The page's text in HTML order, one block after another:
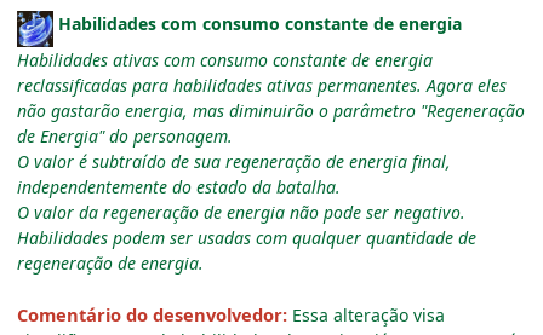
Habilidades com consumo constante de energia
Habilidades ativas com consumo constante de energia
reclassificadas para habilidades ativas permanentes.Agora eles
não gastarão energia, mas diminuirão o parâmetro "Regeneração
de Energia" do personagem.
O valor é subtraído de sua regeneração de energia final,
independentemente do estado da batalha.
O valor da regeneração de energia não pode ser negativo.
Habilidades podem ser usadas com qualquer quantidade de
regeneração de energia.
Comentário do desenvolvedor: Essa alteração visa